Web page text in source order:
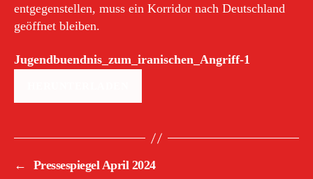
entgegenstellen, muss ein Korridor nach Deutschland
geöffnet bleiben.
Jugendbuendnis_zum_iranischen_Angriff-1
←
Pressespiegel April 2024